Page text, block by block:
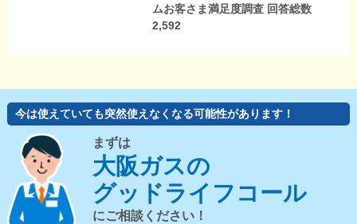
ムお客さま満足度調査 回答総数
2,592
今は使えていても突然使えなくなる可能性があります！
まずは
大阪ガスの
グッドライフコール
にご相談ください！